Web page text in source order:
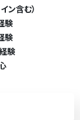
ン含む）
験
験
験